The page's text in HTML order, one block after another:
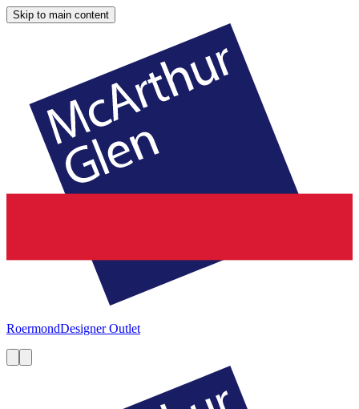
Skip to main content
RoermondDesigner Outlet